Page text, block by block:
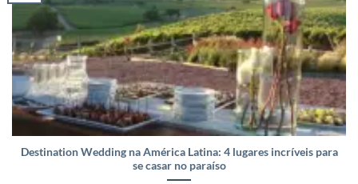
Destination Wedding na América Latina: 4 lugares incríveis para
se casar no paraíso